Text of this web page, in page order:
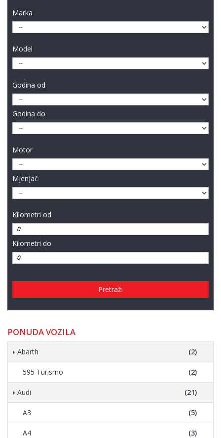
Marka
Model
Godina od
Godina do
Motor
Mjenjač
Kilometri od
Kilometri do
Pretraži
PONUDA VOZILA
Abarth (2)
595 Turismo (2)
Audi (21)
A3 (5)
A4 (3)